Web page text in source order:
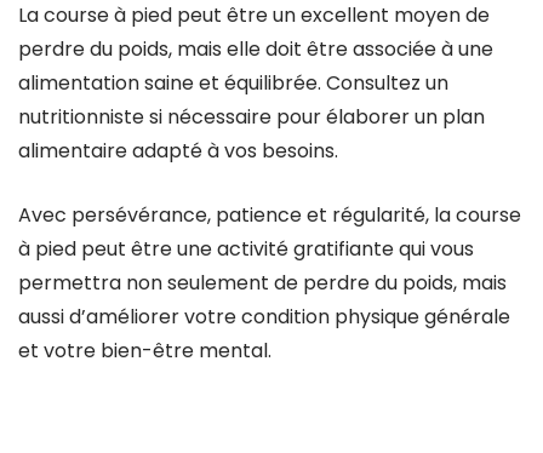
La course à pied peut être un excellent moyen de
perdre du poids, mais elle doit être associée à une
alimentation saine et équilibrée. Consultez un
nutritionniste si nécessaire pour élaborer un plan
alimentaire adapté à vos besoins.
Avec persévérance, patience et régularité, la course
à pied peut être une activité gratifiante qui vous
permettra non seulement de perdre du poids, mais
aussi d’améliorer votre condition physique générale
et votre bien-être mental.